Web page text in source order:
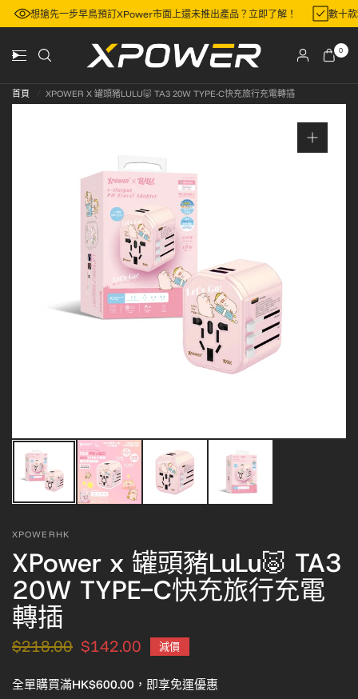
想搶先一步早鳥預訂XPower市面上還未推出產品？立即了解！ 數十
0
首頁 XPOWER X 罐頭豬LULU🐷 TA3 20W TYPE-C快充旅行充電轉插
XPOWERHK
XPower x 罐頭豬LuLu🐷 TA3
20W TYPE-C快充旅行充電
轉插
$218.00 $142.00 減價
全單購買滿HK$600.00，即享免運優惠